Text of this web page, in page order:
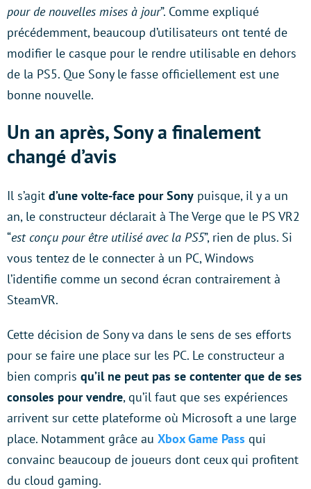
pour de nouvelles mises à jour”. Comme expliqué
précédemment, beaucoup d’utilisateurs ont tenté de
modifier le casque pour le rendre utilisable en dehors
de la PS5. Que Sony le fasse officiellement est une
bonne nouvelle.
Un an après, Sony a finalement
changé d’avis
Il s’agit d’une volte-face pour Sony puisque, il y a un
an, le constructeur déclarait à The Verge que le PS VR2
“est conçu pour être utilisé avec la PS5”, rien de plus. Si
vous tentez de le connecter à un PC, Windows
l’identifie comme un second écran contrairement à
SteamVR.
Cette décision de Sony va dans le sens de ses efforts
pour se faire une place sur les PC. Le constructeur a
bien compris qu’il ne peut pas se contenter que de ses
consoles pour vendre, qu’il faut que ses expériences
arrivent sur cette plateforme où Microsoft a une large
place. Notamment grâce au Xbox Game Pass qui
convainc beaucoup de joueurs dont ceux qui profitent
du cloud gaming.